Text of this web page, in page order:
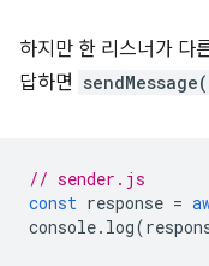
하지만 한 리스너가 다
답하면
// sender.js
const response =
console. log(